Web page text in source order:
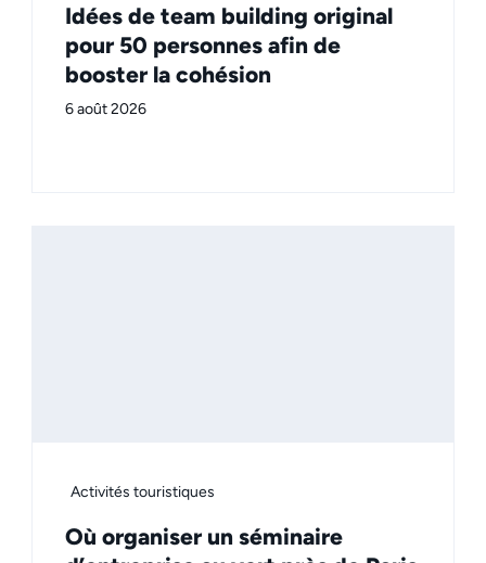
Idées de team building original
pour 50 personnes afin de
booster la cohésion
6 août 2026
Activités touristiques
Où organiser un séminaire